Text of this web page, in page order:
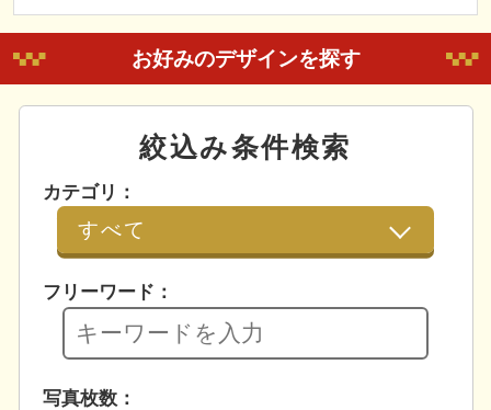
お好みのデザインを探す
絞込み条件検索
カテゴリ：
フリーワード：
写真枚数：